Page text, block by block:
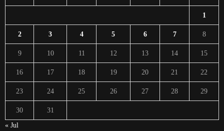
1
2 3 4 5 6 7 8
9 10 11 12 13 14 15
16 17 18 19 20 21 22
23 24 25 26 27 28 29
30
31
« Jul